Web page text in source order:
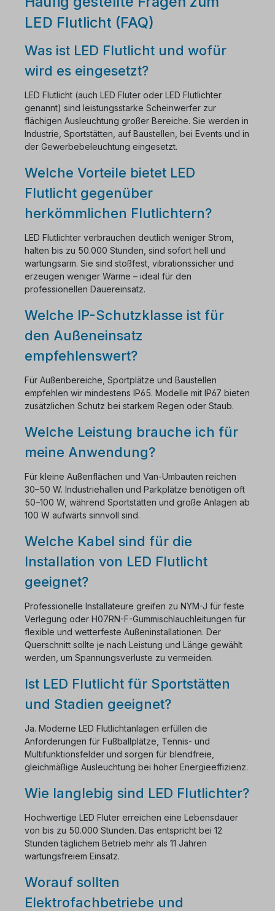
LED Flutlicht (FAQ)
Was ist LED Flutlicht und wofür
wird es eingesetzt?
LED Flutlicht (auch LED Fluter oder LED Flutlichter
genannt) sind leistungsstarke Scheinwerfer zur
flächigen Ausleuchtung großer Bereiche. Sie werden in
Industrie, Sportstätten, auf Baustellen, bei Events und in
der Gewerbebeleuchtung eingesetzt.
Welche Vorteile bietet LED
Flutlicht gegenüber
herkömmlichen Flutlichtern?
LED Flutlichter verbrauchen deutlich weniger Strom,
halten bis zu 50.000 Stunden, sind sofort hell und
wartungsarm. Sie sind stoßfest, vibrationssicher und
erzeugen weniger Wärme – ideal für den
professionellen Dauereinsatz.
Welche IP-Schutzklasse ist für
den Außeneinsatz
empfehlenswert?
Für Außenbereiche, Sportplätze und Baustellen
empfehlen wir mindestens IP65. Modelle mit IP67 bieten
zusätzlichen Schutz bei starkem Regen oder Staub.
Welche Leistung brauche ich für
meine Anwendung?
Für kleine Außenflächen und Van-Umbauten reichen
30–50 W. Industriehallen und Parkplätze benötigen oft
50–100 W, während Sportstätten und große Anlagen ab
100 W aufwärts sinnvoll sind.
Welche Kabel sind für die
Installation von LED Flutlicht
geeignet?
Professionelle Installateure greifen zu NYM-J für feste
Verlegung oder H07RN-F-Gummischlauchleitungen für
flexible und wetterfeste Außeninstallationen. Der
Querschnitt sollte je nach Leistung und Länge gewählt
werden, um Spannungsverluste zu vermeiden.
Ist LED Flutlicht für Sportstätten
und Stadien geeignet?
Ja. Moderne LED Flutlichtanlagen erfüllen die
Anforderungen für Fußballplätze, Tennis- und
Multifunktionsfelder und sorgen für blendfreie,
gleichmäßige Ausleuchtung bei hoher Energieeffizienz.
Wie langlebig sind LED Flutlichter?
Hochwertige LED Fluter erreichen eine Lebensdauer
von bis zu 50.000 Stunden. Das entspricht bei 12
Stunden täglichem Betrieb mehr als 11 Jahren
wartungsfreiem Einsatz.
Worauf sollten
Elektrofachbetriebe und